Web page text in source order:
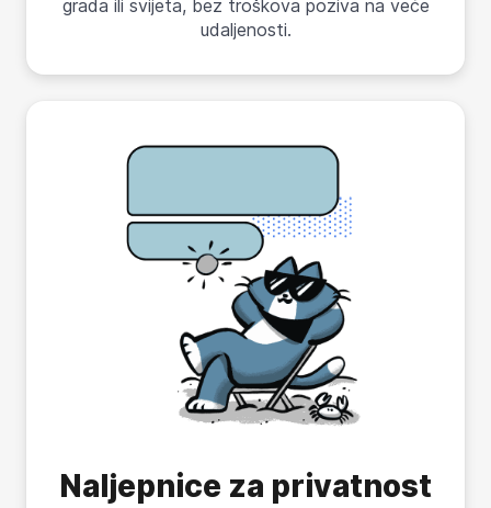
grada ili svijeta, bez troškova poziva na veće
udaljenosti.
Naljepnice za privatnost